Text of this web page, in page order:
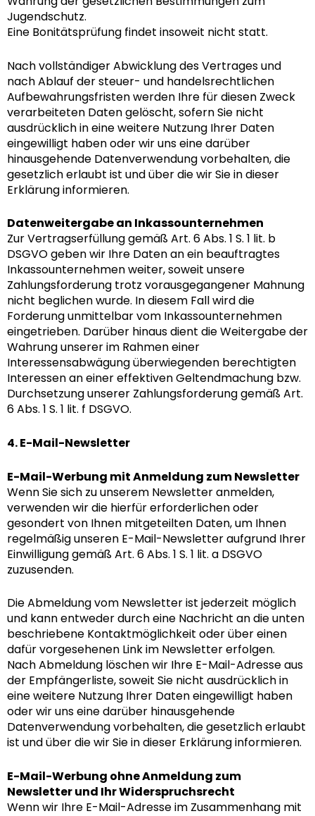
Jugendschutz.
Eine Bonitätsprüfung findet insoweit nicht statt.
Nach vollständiger Abwicklung des Vertrages und
nach Ablauf der steuer- und handelsrechtlichen
Aufbewahrungsfristen werden Ihre für diesen Zweck
verarbeiteten Daten gelöscht, sofern Sie nicht
ausdrücklich in eine weitere Nutzung Ihrer Daten
eingewilligt haben oder wir uns eine darüber
hinausgehende Datenverwendung vorbehalten, die
gesetzlich erlaubt ist und über die wir Sie in dieser
Erklärung informieren.
Datenweitergabe an Inkassounternehmen
Zur Vertragserfüllung gemäß Art. 6 Abs. 1 S. 1 lit. b
DSGVO geben wir Ihre Daten an ein beauftragtes
Inkassounternehmen weiter, soweit unsere
Zahlungsforderung trotz vorausgegangener Mahnung
nicht beglichen wurde. In diesem Fall wird die
Forderung unmittelbar vom Inkassounternehmen
eingetrieben. Darüber hinaus dient die Weitergabe der
Wahrung unserer im Rahmen einer
Interessensabwägung überwiegenden berechtigten
Interessen an einer effektiven Geltendmachung bzw.
Durchsetzung unserer Zahlungsforderung gemäß Art.
6 Abs. 1 S. 1 lit. f DSGVO.
4. E-Mail-Newsletter
E-Mail-Werbung mit Anmeldung zum Newsletter
Wenn Sie sich zu unserem Newsletter anmelden,
verwenden wir die hierfür erforderlichen oder
gesondert von Ihnen mitgeteilten Daten, um Ihnen
regelmäßig unseren E-Mail-Newsletter aufgrund Ihrer
Einwilligung gemäß Art. 6 Abs. 1 S. 1 lit. a DSGVO
zuzusenden.
Die Abmeldung vom Newsletter ist jederzeit möglich
und kann entweder durch eine Nachricht an die unten
beschriebene Kontaktmöglichkeit oder über einen
dafür vorgesehenen Link im Newsletter erfolgen.
Nach Abmeldung löschen wir Ihre E-Mail-Adresse aus
der Empfängerliste, soweit Sie nicht ausdrücklich in
eine weitere Nutzung Ihrer Daten eingewilligt haben
oder wir uns eine darüber hinausgehende
Datenverwendung vorbehalten, die gesetzlich erlaubt
ist und über die wir Sie in dieser Erklärung informieren.
E-Mail-Werbung ohne Anmeldung zum
Newsletter und Ihr Widerspruchsrecht
Wenn wir Ihre E-Mail-Adresse im Zusammenhang mit